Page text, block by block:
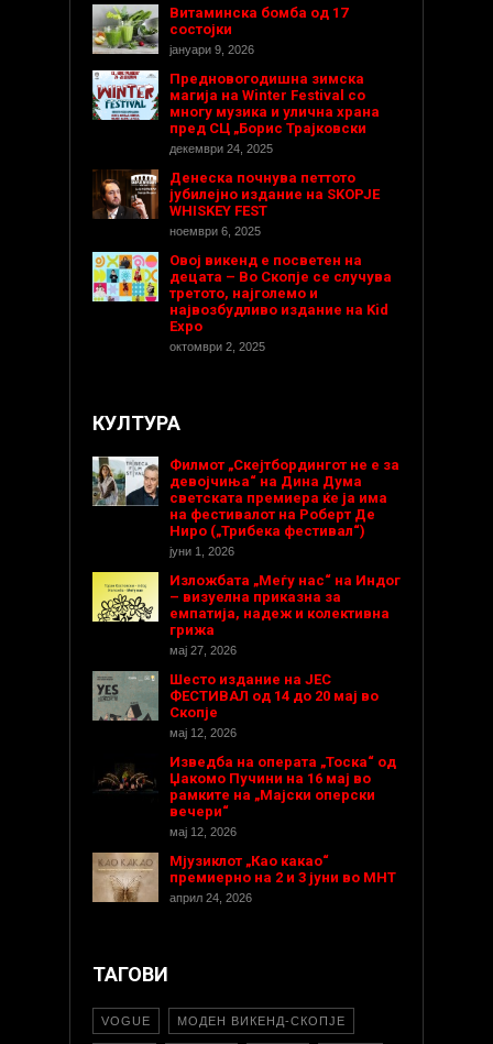
Витаминска бомба од 17
состојки
јануари 9, 2026
Предновогодишнa зимска
магија на Winter Festival со
многу музика и улична храна
пред СЦ „Борис Трајковски
декември 24, 2025
Денеска почнува петтото
јубилејно издание на SKOPJE
WHISKEY FEST
ноември 6, 2025
Овој викенд е посветен на
децата – Во Скопје се случува
третото, најголемо и
највозбудливо издание на Kid
Expo
октомври 2, 2025
КУЛТУРА
Филмот „Скејтбордингот не е за
девојчиња“ на Дина Дума
светската премиера ќе ја има
на фестивалот на Роберт Де
Ниро („Трибека фестивал“)
јуни 1, 2026
Изложбата „Меѓу нас“ на Индог
– визуелна приказна за
емпатија, надеж и колективна
грижа
мај 27, 2026
Шесто издание на ЈЕС
ФЕСТИВАЛ од 14 до 20 мај во
Скопје
мај 12, 2026
Изведба на операта „Тоска“ од
Џакомо Пучини на 16 мај во
рамките на „Мајски оперски
вечери“
мај 12, 2026
Мјузиклот „Као какао“
премиерно на 2 и 3 јуни во МНТ
април 24, 2026
ТАГОВИ
VOGUE МОДЕН ВИКЕНД-СКОПЈЕ